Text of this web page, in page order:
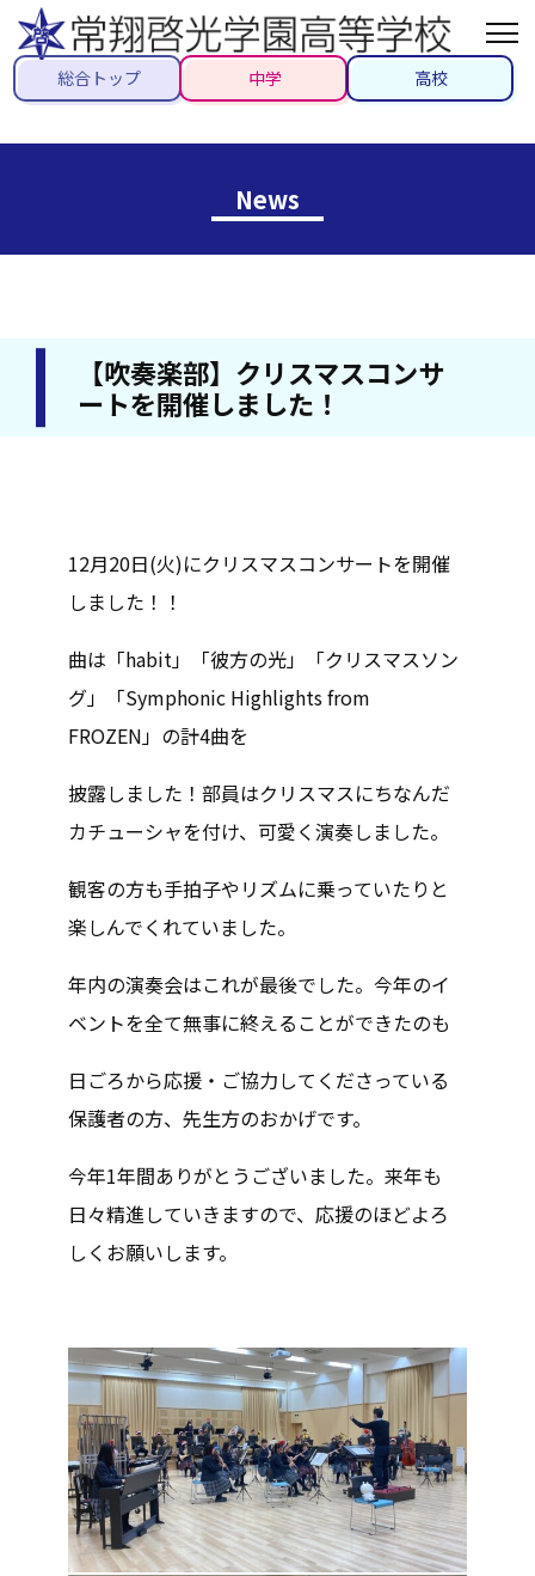
総合トップ 中学 高校
News
【吹奏楽部】クリスマスコンサ
ートを開催しました！
12月20日(火)にクリスマスコンサートを開催
しました！！
曲は「habit」「彼方の光」「クリスマスソン
グ」「Symphonic Highlights from
FROZEN」の計4曲を
披露しました！部員はクリスマスにちなんだ
カチューシャを付け、可愛く演奏しました。
観客の方も手拍子やリズムに乗っていたりと
楽しんでくれていました。
年内の演奏会はこれが最後でした。今年のイ
ベントを全て無事に終えることができたのも
日ごろから応援・ご協力してくださっている
保護者の方、先生方のおかげです。
今年1年間ありがとうございました。来年も
日々精進していきますので、応援のほどよろ
しくお願いします。